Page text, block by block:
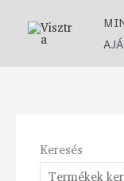
Keresés